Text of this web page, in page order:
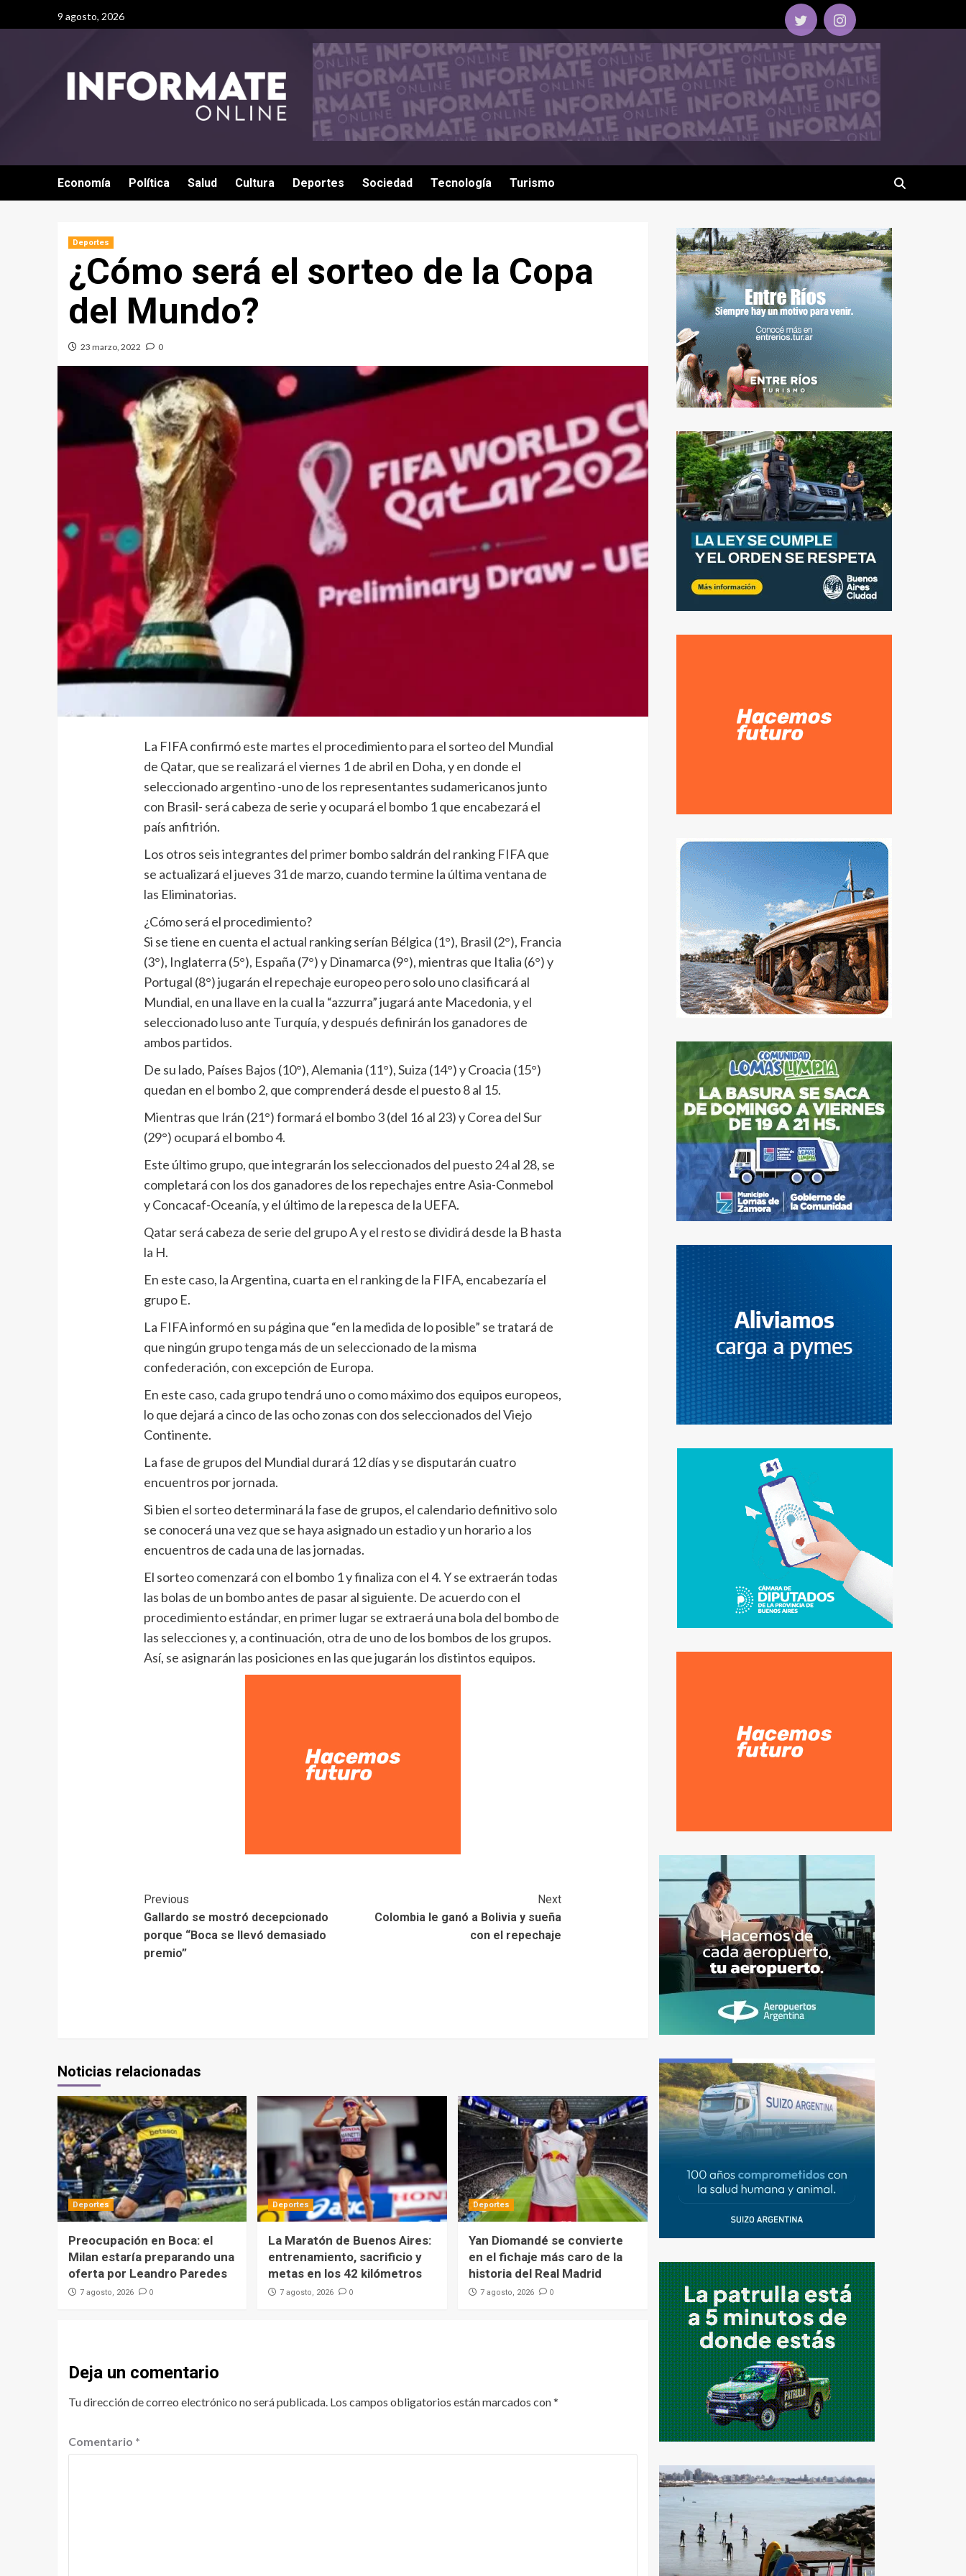
9 agosto, 2026
Economía Política Salud Cultura Deportes Sociedad Tecnología Turismo
Deportes
¿Cómo será el sorteo de la Copa
del Mundo?
23 marzo, 2022 0
La FIFA confirmó este martes el procedimiento para el sorteo del Mundial
de Qatar, que se realizará el viernes 1 de abril en Doha, y en donde el
seleccionado argentino -uno de los representantes sudamericanos junto
con Brasil- será cabeza de serie y ocupará el bombo 1 que encabezará el
país anfitrión.
Los otros seis integrantes del primer bombo saldrán del ranking FIFA que
se actualizará el jueves 31 de marzo, cuando termine la última ventana de
las Eliminatorias.
¿Cómo será el procedimiento?
Si se tiene en cuenta el actual ranking serían Bélgica (1°), Brasil (2°), Francia
(3°), Inglaterra (5°), España (7°) y Dinamarca (9°), mientras que Italia (6°) y
Portugal (8°) jugarán el repechaje europeo pero solo uno clasificará al
Mundial, en una llave en la cual la “azzurra” jugará ante Macedonia, y el
seleccionado luso ante Turquía, y después definirán los ganadores de
ambos partidos.
De su lado, Países Bajos (10°), Alemania (11°), Suiza (14°) y Croacia (15°)
quedan en el bombo 2, que comprenderá desde el puesto 8 al 15.
Mientras que Irán (21°) formará el bombo 3 (del 16 al 23) y Corea del Sur
(29°) ocupará el bombo 4.
Este último grupo, que integrarán los seleccionados del puesto 24 al 28, se
completará con los dos ganadores de los repechajes entre Asia-Conmebol
y Concacaf-Oceanía, y el último de la repesca de la UEFA.
Qatar será cabeza de serie del grupo A y el resto se dividirá desde la B hasta
la H.
En este caso, la Argentina, cuarta en el ranking de la FIFA, encabezaría el
grupo E.
La FIFA informó en su página que “en la medida de lo posible” se tratará de
que ningún grupo tenga más de un seleccionado de la misma
confederación, con excepción de Europa.
En este caso, cada grupo tendrá uno o como máximo dos equipos europeos,
lo que dejará a cinco de las ocho zonas con dos seleccionados del Viejo
Continente.
La fase de grupos del Mundial durará 12 días y se disputarán cuatro
encuentros por jornada.
Si bien el sorteo determinará la fase de grupos, el calendario definitivo solo
se conocerá una vez que se haya asignado un estadio y un horario a los
encuentros de cada una de las jornadas.
El sorteo comenzará con el bombo 1 y finaliza con el 4. Y se extraerán todas
las bolas de un bombo antes de pasar al siguiente. De acuerdo con el
procedimiento estándar, en primer lugar se extraerá una bola del bombo de
las selecciones y, a continuación, otra de uno de los bombos de los grupos.
Así, se asignarán las posiciones en las que jugarán los distintos equipos.
Previous
Gallardo se mostró decepcionado
porque “Boca se llevó demasiado
premio”
Next
Colombia le ganó a Bolivia y sueña
con el repechaje
Noticias relacionadas
Deportes
Preocupación en Boca: el
Milan estaría preparando una
oferta por Leandro Paredes
7 agosto, 2026 0
Deportes
La Maratón de Buenos Aires:
entrenamiento, sacrificio y
metas en los 42 kilómetros
7 agosto, 2026 0
Deportes
Yan Diomandé se convierte
en el fichaje más caro de la
historia del Real Madrid
7 agosto, 2026 0
Deja un comentario
Tu dirección de correo electrónico no será publicada. Los campos obligatorios están marcados con*
Comentario *